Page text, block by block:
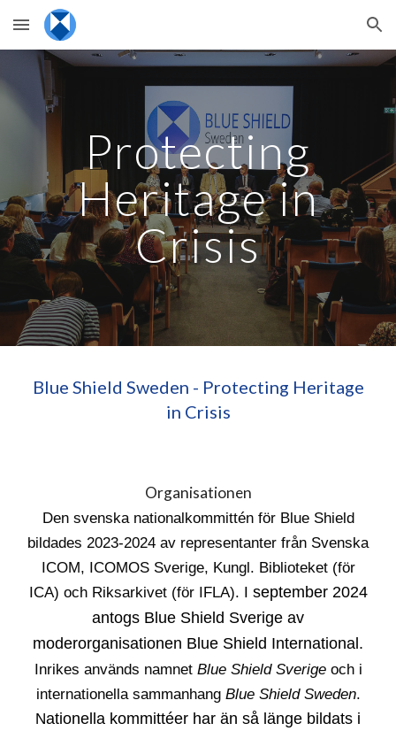
Skip to main content Skip to navigation
Protecting
Heritage in
Crisis
Blue Shield Sweden - Protecting Heritage
in Crisis
Organisationen
Den svenska nationalkommittén för Blue Shield
bildades 2023-2024 av representanter från Svenska
ICOM, ICOMOS Sverige, Kungl. Biblioteket (för
ICA) och Riksarkivet (för IFLA). I september 2024
antogs Blue Shield Sverige av
moderorganisationen Blue Shield International.
Inrikes används namnet Blue Shield Sverigeoch i
internationella sammanhang Blue Shield Sweden.
Nationella kommittéer har än så länge bildats i